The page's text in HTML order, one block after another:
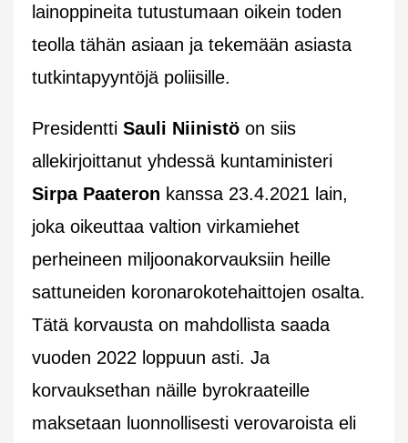
lainoppineita tutustumaan oikein toden
teolla tähän asiaan ja tekemään asiasta
tutkintapyyntöjä poliisille.
Presidentti Sauli Niinistö on siis
allekirjoittanut yhdessä kuntaministeri
Sirpa Paateron kanssa 23.4.2021 lain,
joka oikeuttaa valtion virkamiehet
perheineen miljoonakorvauksiin heille
sattuneiden koronarokotehaittojen osalta.
Tätä korvausta on mahdollista saada
vuoden 2022 loppuun asti. Ja
korvauksethan näille byrokraateille
maksetaan luonnollisesti verovaroista eli